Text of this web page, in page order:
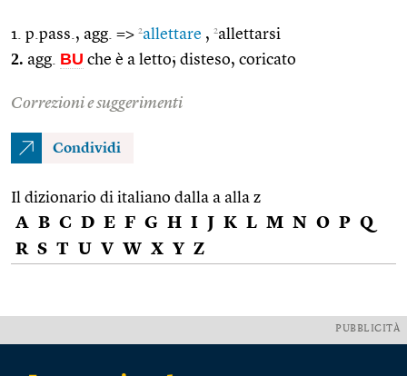
1. p.pass., agg. => 2allettare , 2allettarsi
2. agg. BU che è a letto; disteso, coricato
Correzioni e suggerimenti
Condividi
Il dizionario di italiano dalla a alla z
A B C D E F G H I J K L M N O P Q
R S T U V W X Y Z
PUBBLICITÀ